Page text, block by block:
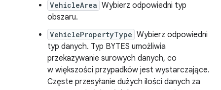
VehicleArea Wybierz odpowiedni typ
obszaru.
VehiclePropertyType Wybierz odpowiedni
typ danych. Typ BYTES umożliwia
przekazywanie surowych danych, co
w większości przypadków jest wystarczające.
Częste przesyłanie dużych ilości danych za